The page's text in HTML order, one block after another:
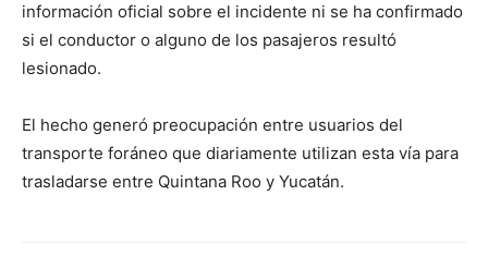
información oficial sobre el incidente ni se ha confirmado
si el conductor o alguno de los pasajeros resultó
lesionado.
El hecho generó preocupación entre usuarios del
transporte foráneo que diariamente utilizan esta vía para
trasladarse entre Quintana Roo y Yucatán.